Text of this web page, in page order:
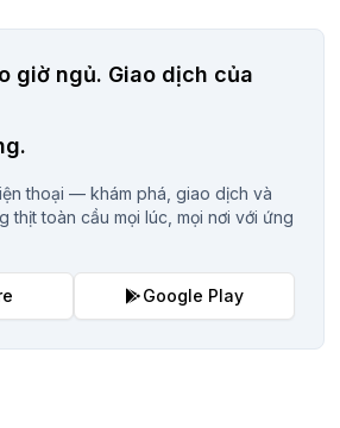
giờ ngủ. Giao dịch của
thoại — khám phá, giao dịch và
thịt toàn cầu mọi lúc, mọi nơi với ứng
Google Play